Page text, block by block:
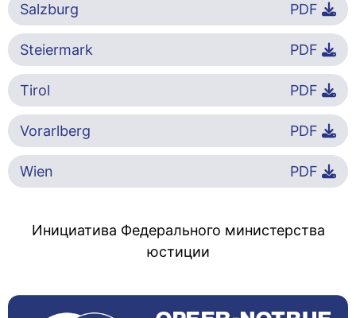
Salzburg PDF
Steiermark PDF
Tirol PDF
Vorarlberg PDF
Wien PDF
Инициатива Федерального министерства
юстиции